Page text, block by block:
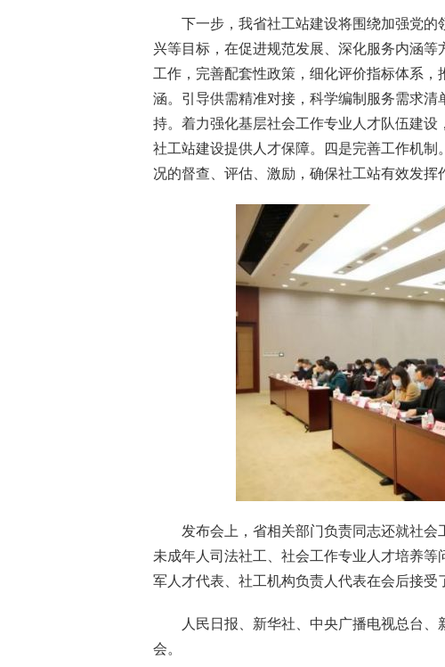
下一步，我省社工站建设将围绕加强党
兴等目标，在促进规范发展、深化服务内涵
工作，完善配套性政策，细化评价指标体系
涵。引导供需精准对接，科学编制服务需求
持。着力强化基层社会工作专业人才队伍建设
社工站建设提供人才保障。四是完善工作机
况的督查、评估、激励，确保社工站有效发挥
发布会上，省相关部门负责同志还就社会
未成年人司法社工、社会工作专业人才培养
军人才代表、社工机构负责人代表在会后接受
人民日报、新华社、中央广播电视总台
会。